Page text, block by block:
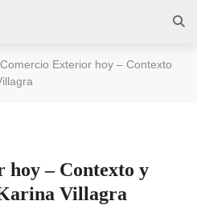
Comercio Exterior hoy – Contexto
– Contexto y
Villagra